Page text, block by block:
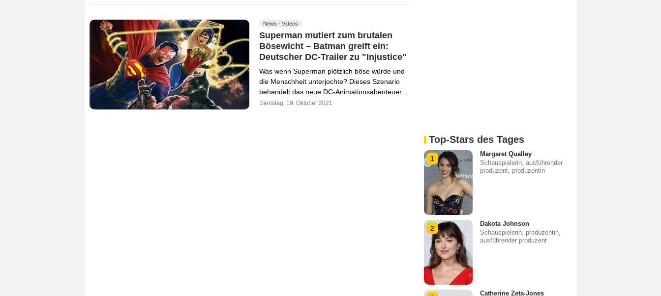
News - Videos
Superman mutiert zum brutalen
Bösewicht – Batman greift ein:
Deutscher DC-Trailer zu "Injustice"
Was wenn Superman plötzlich böse würde und
die Menschheit unterjochte? Dieses Szenario
behandelt das neue DC-Animationsabenteuer…
Dienstag, 19. Oktober 2021
Top-Stars des Tages
1
Margaret Qualley
Schauspielerin, ausführender
produzent, produzentin
2
Dakota Johnson
Schauspielerin, produzentin,
ausführender produzent
Catherine Zeta-Jones